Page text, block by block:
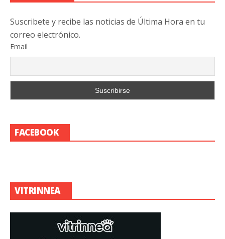
Suscribete y recibe las noticias de Última Hora en tu
correo electrónico.
Email
FACEBOOK
VITRINNEA